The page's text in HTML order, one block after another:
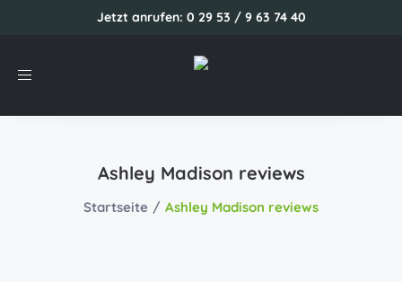
Jetzt anrufen: 0 29 53 / 9 63 74 40
Toggle
Ashley Madison reviews
Startseite Ashley Madison reviews